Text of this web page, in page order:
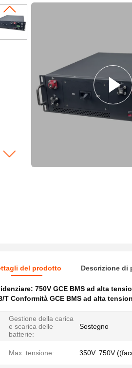
del prodotto Descrizione di
750V GCE BMS ad alta
T Conformità GCE BMS ad alta
Gestione della carica
e scarica delle
batterie:
Sostegno
Max. tensione: 350V. 750V